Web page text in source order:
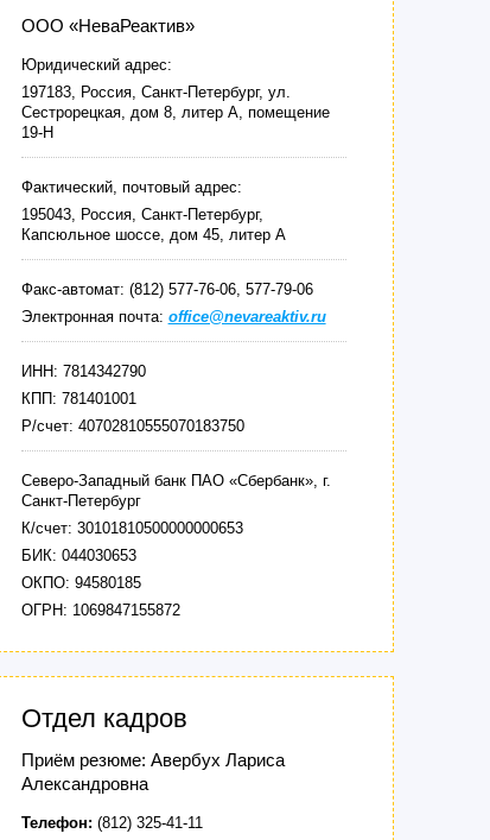
ООО «НеваРеактив»
Юридический адрес:
197183, Россия, Санкт-Петербург, ул.
Сестрорецкая, дом 8, литер А, помещение
19-Н
Фактический, почтовый адрес:
195043, Россия, Санкт-Петербург,
Капсюльное шоссе, дом 45, литер А
Факс-автомат: (812) 577-76-06, 577-79-06
Электронная почта: office@nevareaktiv.ru
ИНН: 7814342790
КПП: 781401001
Р/счет: 40702810555070183750
Северо-Западный банк ПАО «Сбербанк», г.
Санкт-Петербург
К/счет: 30101810500000000653
БИК: 044030653
ОКПО: 94580185
ОГРН: 1069847155872
Отдел кадров
Приём резюме: Авербух Лариса
Александровна
Телефон: (812) 325-41-11